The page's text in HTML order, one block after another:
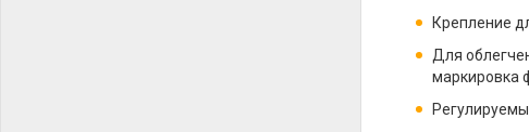
Крепление
Для
маркировка